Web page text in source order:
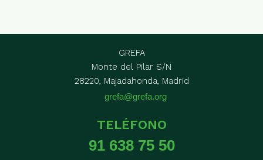
GREFA
Monte del Pilar S/N
28220, Majadahonda, Madrid
grefa@grefa.org
TELÉFONO
91 638 75 50